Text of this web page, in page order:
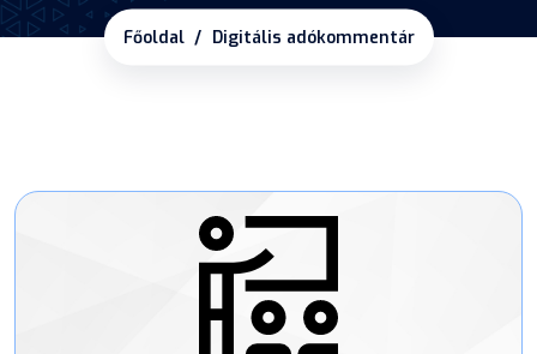
Főoldal Digitális adókommentár